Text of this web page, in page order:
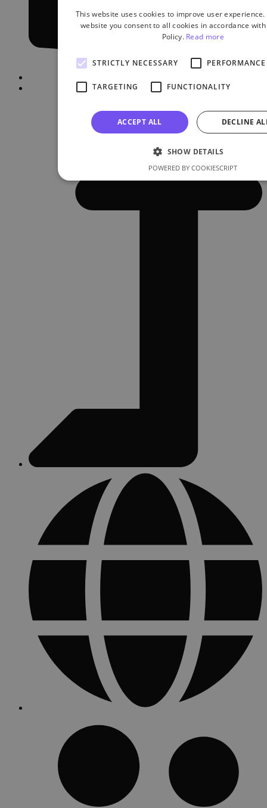
This website uses cookies to improve user
website you consent to all cookies in accordance
Policy. Read more
STRICTLY NECESSARY PERFORMANCE
TARGETING FUNCTIONALITY
ACCEPT ALL DECLINE
SHOW DETAILS
POWERED BY COOKIESCRIPT